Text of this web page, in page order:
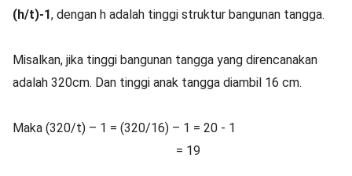
(h/t)-1, dengan h adalah tinggi struktur bangunan tangga.
Misalkan, jika tinggi bangunan tangga yang direncanakan
adalah 320cm. Dan tinggi anak tangga diambil 16 cm.
Maka (320/t) – 1 = (320/16) – 1 = 20 - 1
= 19